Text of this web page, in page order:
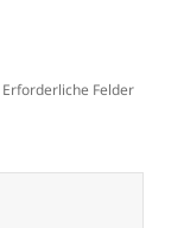
Erforderliche Felder